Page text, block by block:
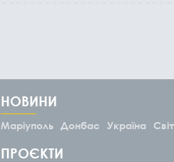
НОВИНИ
Маріуполь Донбас Україна Світ
ПРОЄКТИ